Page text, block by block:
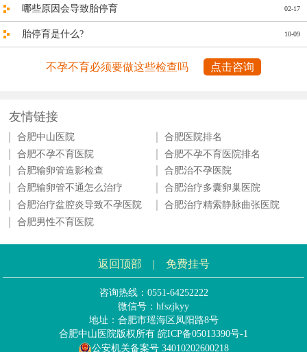
02-17
哪些原因会导致胎停育
10-09
胎停育是什么?
不孕不育必须要做这些检查吗 点击咨询
友情链接
合肥中山医院
合肥医院排名
合肥不孕不育医院
合肥不孕不育医院排名
合肥输卵管造影检查
合肥治不孕医院
合肥输卵管不通怎么治疗
合肥治疗多囊卵巢医院
合肥治疗盆腔炎导致不孕医院
合肥治疗精索静脉曲张医院
合肥男性不育医院
返回顶部 | 免费挂号
咨询热线：0551-64252222
微信号：hfszjkyy
地址：合肥市瑶海区凤阳路8号
合肥中山医院版权所有 皖ICP备05013390号-1
公安机关备案号 34010202600218